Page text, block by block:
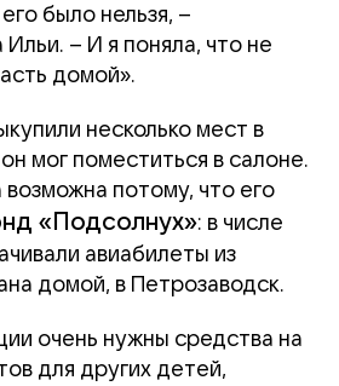
было нельзя, –
– И я поняла, что не
домой».
несколько мест в
мог поместиться в салоне.
возможна потому, что его
«Подсолнух»: в числе
авиабилеты из
домой, в Петрозаводск.
очень нужны средства на
для других детей,